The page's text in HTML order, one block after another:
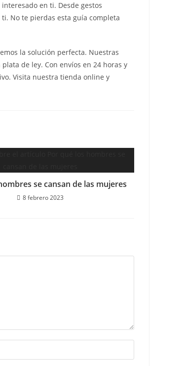
en ti. Desde gestos
No te pierdas esta guía completa
la solución perfecta. Nuestras
de ley. Con envíos en 24 horas y
Visita nuestra tienda online y
se cansan de las mujeres
8 febrero 2023